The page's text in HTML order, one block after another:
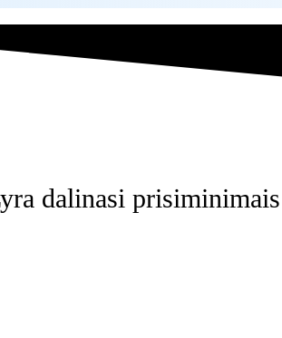
dalinasi prisiminimais